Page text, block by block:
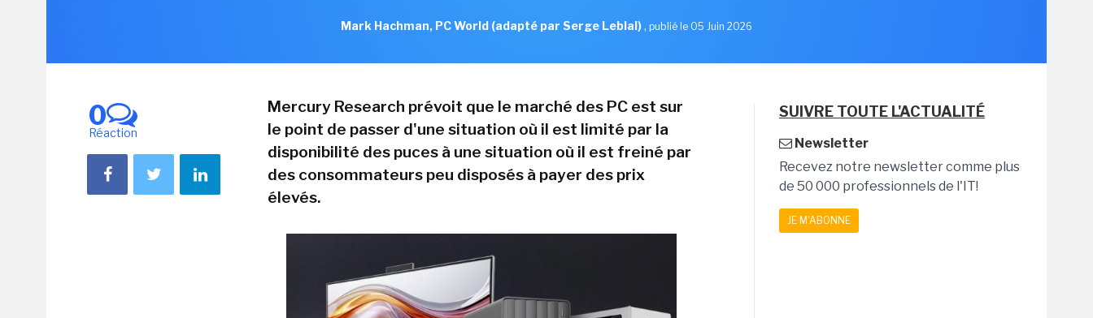
Mark Hachman, PC World (adapté par Serge Leblal), publié le 05 Juin 2026
0
Réaction
Mercury Research prévoit que le marché des PC est sur
le point de passer d'une situation où il est limité par la
disponibilité des puces à une situation où il est freiné par
des consommateurs peu disposés à payer des prix
élevés.
SUIVRE TOUTE L'ACTUALITÉ
Newsletter
Recevez notre newsletter comme plus
de 50 000 professionnels de l'IT!
JE M'ABONNE